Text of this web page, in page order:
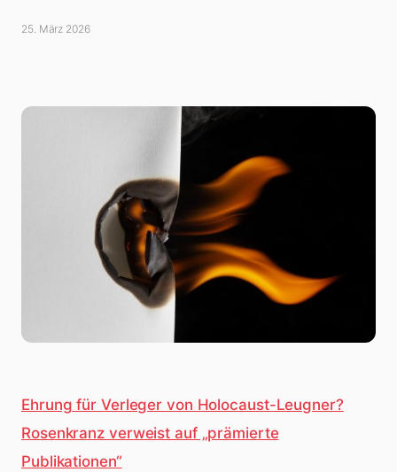
25. März 2026
Ehrung für Verleger von Holocaust-Leugner?
Rosenkranz verweist auf „prämierte
Publikationen“